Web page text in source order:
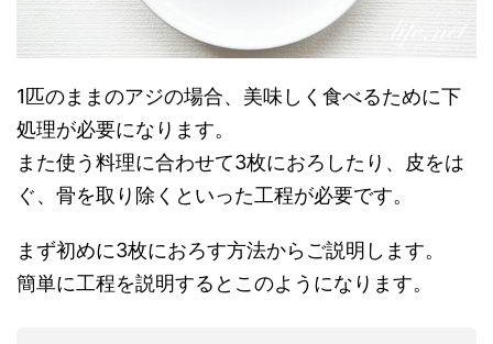
1匹のままのアジの場合、美味しく食べるために下
処理が必要になります。
また使う料理に合わせて3枚におろしたり、皮をは
ぐ、骨を取り除くといった工程が必要です。
まず初めに3枚におろす方法からご説明します。
簡単に工程を説明するとこのようになります。